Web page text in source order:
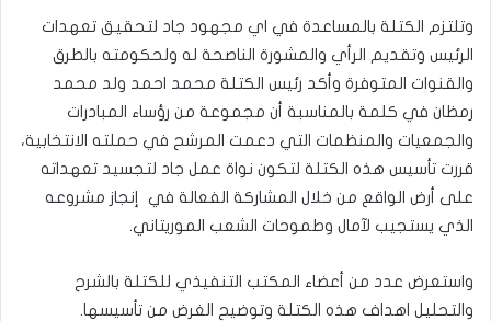
وتلتزم الكتلة بالمساعدة في اي مجهود جاد لتحقيق تعهدات
الرئيس وتقديم الرأي والمشورة الناصحة له ولحكومته بالطرق
والقنوات المتوفرة وأكد رئيس الكتلة محمد احمد ولد محمد
رمظان في كلمة بالمناسبة أن مجموعة من رؤساء المبادرات
والجمعيات والمنظمات التي دعمت المرشح في حملته الانتخابية،
قررت تأسيس هذه الكتلة لتكون نواة عمل جاد لتجسيد تعهداته
على أرض الواقع من خلال المشاركة الفعالة في إنجاز مشروعه
الذي يستجيب لآمال وطموحات الشعب الموريتاني.
واستعرض عدد من أعضاء المكتب التنفيذي للكتلة بالشرح
والتحليل اهداف هذه الكتلة وتوضيح الغرض من تأسيسها.